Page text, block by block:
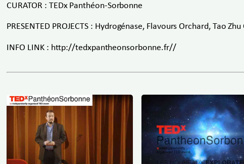
CURATOR : TEDx Panthéon-Sorbonne
PRESENTED PROJECTS : Hydrogénase, Flavours Orchard, Tao
INFO LINK : http://tedxpantheonsorbonne.fr//